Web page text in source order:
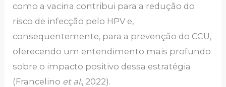
como a vacina contribui para a redução do
risco de infecção pelo HPV e,
consequentemente, para a prevenção do CCU,
oferecendo um entendimento mais profundo
sobre o impacto positivo dessa estratégia
(Francelino et al., 2022).